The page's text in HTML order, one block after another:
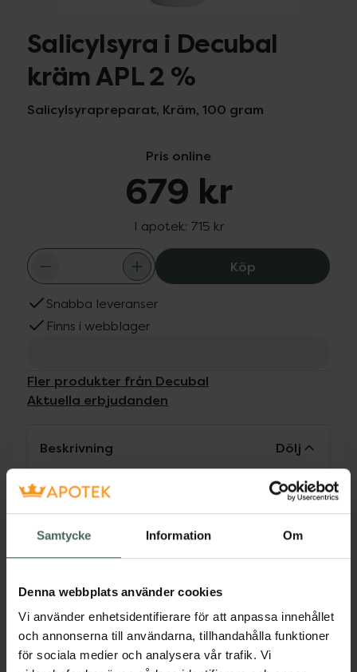
Samtycke Information Om
Denna webbplats använder cookies
Vi använder enhetsidentifierare för att anpassa innehållet
och annonserna till användarna, tillhandahålla funktioner
för sociala medier och analysera vår trafik. Vi
Salicylsyra i Decubal
kräm APL 2 %
Salicylsyrapreparat, Kräm, 100 gram
Pris online
679 kr
I apotek: 715 kr
KöpSalicylsyra i
Snabba leveranser
Finns i webblager
Fler produkter från Decubal
Aktuella erbjudanden
Beskrivning Dölj
seborroiskt eksem eller hyperkeratoser.
Jämförpris 6890 kr/kg
EAN:07322833435174